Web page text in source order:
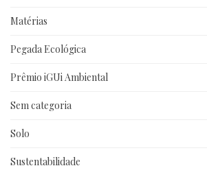
Matérias
Pegada Ecológica
Prêmio iGUi Ambiental
Sem categoria
Solo
Sustentabilidade